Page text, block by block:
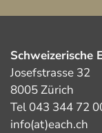
Schweizerische
Josefstrasse 32
8005 Zürich
Tel 043 344 72
info(at)each.ch